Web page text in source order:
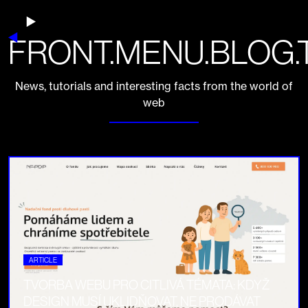
News, tutorials and interesting facts from the world of
web
ARTICLE